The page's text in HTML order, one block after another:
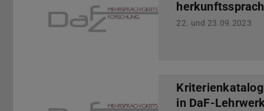
22. und 23.09.2023
in DaF-